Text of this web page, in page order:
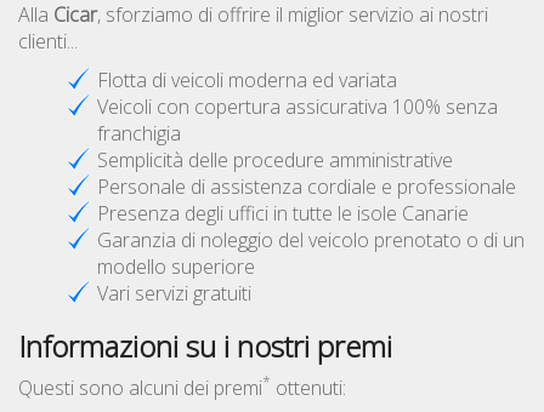
Alla Cicar, sforziamo di offrire il miglior servizio ai nostri
clienti...
Flotta di veicoli moderna ed variata
Veicoli con copertura assicurativa 100% senza
franchigia
Semplicità delle procedure amministrative
Personale di assistenza cordiale e professionale
Presenza degli uffici in tutte le isole Canarie
Garanzia di noleggio del veicolo prenotato o di un
modello superiore
Vari servizi gratuiti
Informazioni su i nostri premi
Questi sono alcuni dei premi* ottenuti: